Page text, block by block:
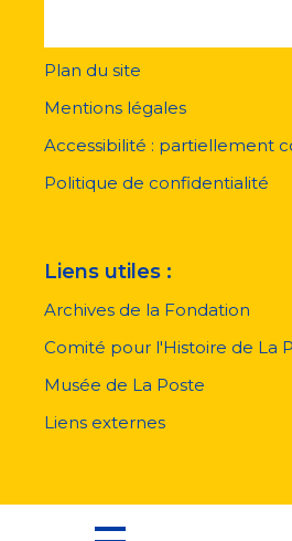
pied
page
Plan du site
Mentions légales
Accessibilité : partiellement
Politique de confidentialité
Liens utiles :
Archives de la Fondation
Comité pour l'Histoire de La
Musée de La Poste
Liens externes
Tous droits réservés